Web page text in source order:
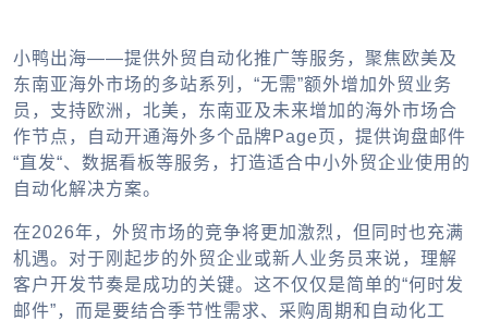
小鸭出海——提供外贸自动化推广等服务，聚焦欧美及
东南亚海外市场的多站系列，“无需”额外增加外贸业务
员，支持欧洲，北美，东南亚及未来增加的海外市场合
作节点，自动开通海外多个品牌Page页，提供询盘邮件
“直发“、数据看板等服务，打造适合中小外贸企业使用的
自动化解决方案。
在2026年，外贸市场的竞争将更加激烈，但同时也充满
机遇。对于刚起步的外贸企业或新人业务员来说，理解
客户开发节奏是成功的关键。这不仅仅是简单的“何时发
邮件”，而是要结合季节性需求、采购周期和自动化工